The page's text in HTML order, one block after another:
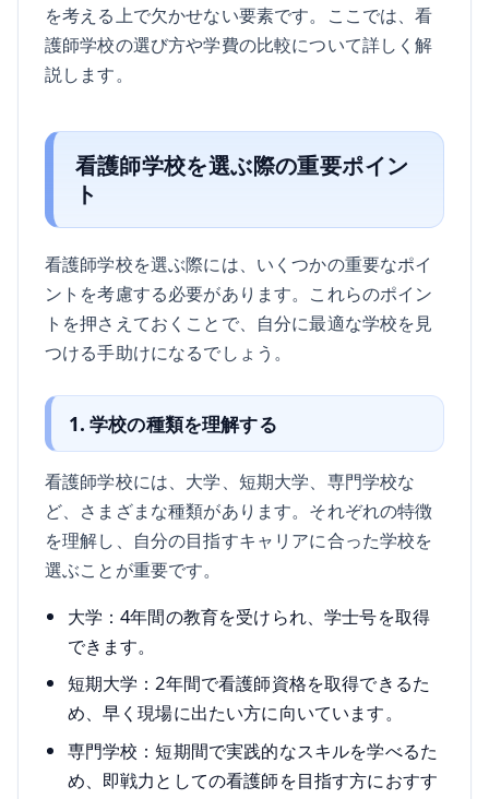
を考える上で欠かせない要素です。ここでは、看
護師学校の選び方や学費の比較について詳しく解
説します。
看護師学校を選ぶ際の重要ポイン
ト
看護師学校を選ぶ際には、いくつかの重要なポイ
ントを考慮する必要があります。これらのポイン
トを押さえておくことで、自分に最適な学校を見
つける手助けになるでしょう。
1. 学校の種類を理解する
看護師学校には、大学、短期大学、専門学校な
ど、さまざまな種類があります。それぞれの特徴
を理解し、自分の目指すキャリアに合った学校を
選ぶことが重要です。
大学：4年間の教育を受けられ、学士号を取得
できます。
短期大学：2年間で看護師資格を取得できるた
め、早く現場に出たい方に向いています。
専門学校：短期間で実践的なスキルを学べるた
め、即戦力としての看護師を目指す方におすす